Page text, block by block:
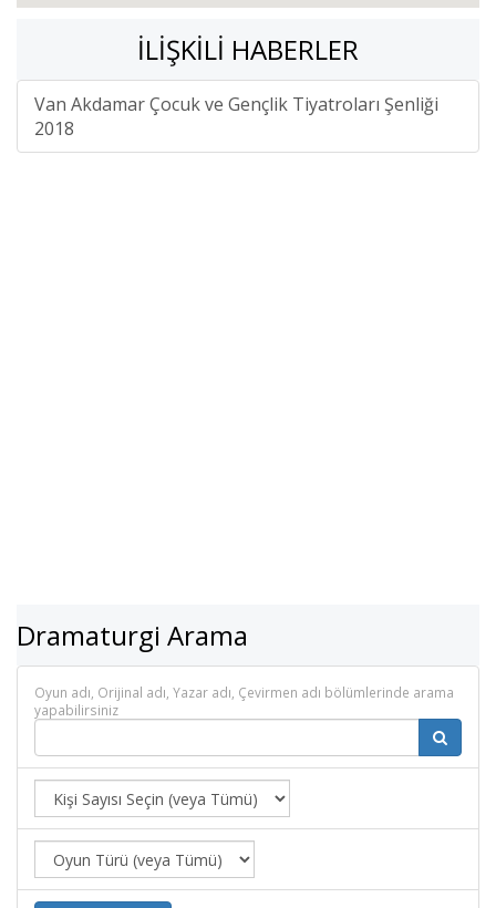
İLIŞKILI HABERLER
Van Akdamar Çocuk ve Gençlik Tiyatroları Şenliği
2018
Dramaturgi Arama
Oyun adı, Orijinal adı, Yazar adı, Çevirmen adı bölümlerinde arama
yapabilirsiniz